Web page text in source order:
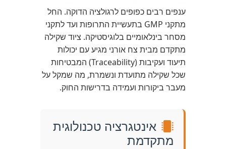
ענפים רבים כפופים לרגולציה הדוקה. החל
מתקני GMP בתעשיית התרופות ועד לתקני
מסחר בינלאומיים בלוגיסטיקה. ציוד שקילה
מתקדם מבית צח אורני מגיע עם יכולות
תיעוד ועקיבות (Traceability) המבטיחות
שכל שקילה מתועדת ונשמרת, מה שמקל על
מעבר ביקורות ועמידה בדרישות החוק.
אינטגרציה טכנולוגית
מתקדמת